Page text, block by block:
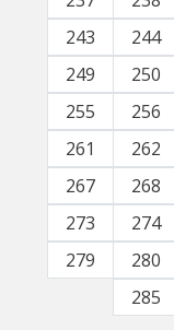
243
244
249
250
255
256
261
262
267
268
273
274
279
280
285